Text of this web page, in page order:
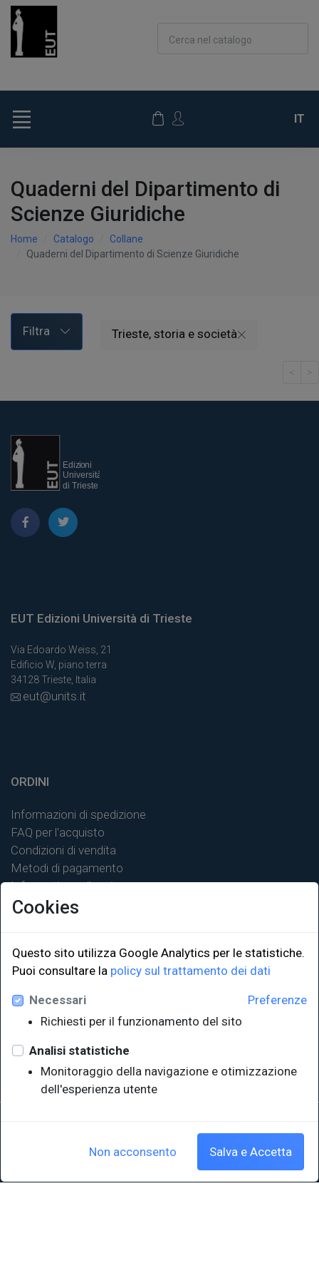
Cerca nel catalogo
IT
Quaderni del Dipartimento di
Scienze Giuridiche
Home Catalogo
Collane
Quaderni del Dipartimento di Scienze Giuridiche
Filtra Trieste, storia e società
< >
EUT Edizioni Università di Trieste
Via Edoardo Weiss, 21
Edificio W, piano terra
34128 Trieste, Italia
eut@units.it
ORDINI
Informazioni di spedizione
FAQ per l'acquisto
Condizioni di vendita
Metodi di pagamento
Informativa sulla privacy
LINK ISTITUZIONALI
Università degli Studi di Trieste
Sistema Bibliotecario di Ateneo
EUT in cifre
P.IVA 00211830328 - C.F. 80013890324 - P.E.C.: ateneo@pec.units.it
Cookies
Questo sito utilizza Google Analytics per le statistiche.
Puoi consultare la policy sul trattamento dei dati
Preferenze
Necessari
Richiesti per il funzionamento del sito
Analisi statistiche
Monitoraggio della navigazione e otimizzazione
dell'esperienza utente
Non acconsento Salva e Accetta